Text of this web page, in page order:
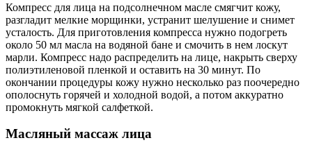
Компресс для лица на подсолнечном масле смягчит кожу,
разгладит мелкие морщинки, устранит шелушение и снимет
усталость. Для приготовления компресса нужно подогреть
около 50 мл масла на водяной бане и смочить в нем лоскут
марли. Компресс надо распределить на лице, накрыть сверху
полиэтиленовой пленкой и оставить на 30 минут. По
окончании процедуры кожу нужно несколько раз поочередно
ополоснуть горячей и холодной водой, а потом аккуратно
промокнуть мягкой салфеткой.
Масляный массаж лица